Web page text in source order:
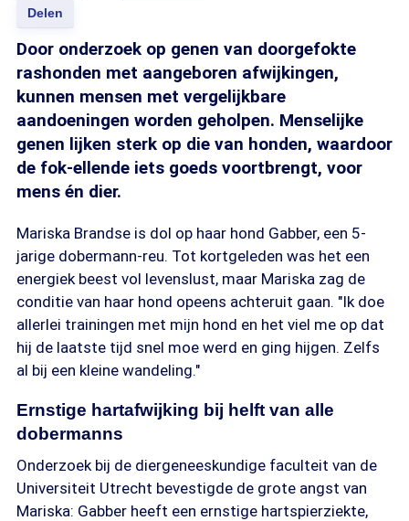
Delen
Door onderzoek op genen van doorgefokte
rashonden met aangeboren afwijkingen,
kunnen mensen met vergelijkbare
aandoeningen worden geholpen. Menselijke
genen lijken sterk op die van honden, waardoor
de fok-ellende iets goeds voortbrengt, voor
mens én dier.
Mariska Brandse is dol op haar hond Gabber, een 5-
jarige dobermann-reu. Tot kortgeleden was het een
energiek beest vol levenslust, maar Mariska zag de
conditie van haar hond opeens achteruit gaan. "Ik doe
allerlei trainingen met mijn hond en het viel me op dat
hij de laatste tijd snel moe werd en ging hijgen. Zelfs
al bij een kleine wandeling."
Ernstige hartafwijking bij helft van alle
dobermanns
Onderzoek bij de diergeneeskundige faculteit van de
Universiteit Utrecht bevestigde de grote angst van
Mariska: Gabber heeft een ernstige hartspierziekte,